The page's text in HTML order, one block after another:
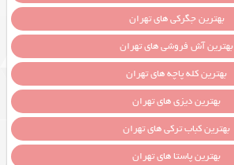
بهترین جگرکی های تهران
بهترین آش فروشی های تهران
بهترین کله پاچه های تهران
بهترین دیزی های تهران
بهترین کباب ترکی های تهران
بهترین پاستا های تهران